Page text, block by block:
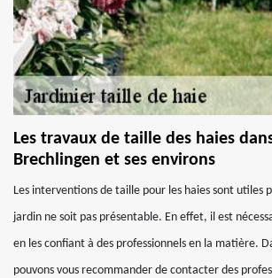
Les travaux de taille des haies
Brechlingen et ses environs
Les interventions de taille pour les haies sont utiles
jardin ne soit pas présentable. En effet, il est
en les confiant à des professionnels en la matière.
pouvons vous recommander de contacter des